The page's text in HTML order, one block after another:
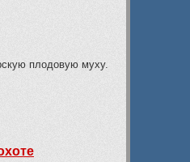
плодовую муху.